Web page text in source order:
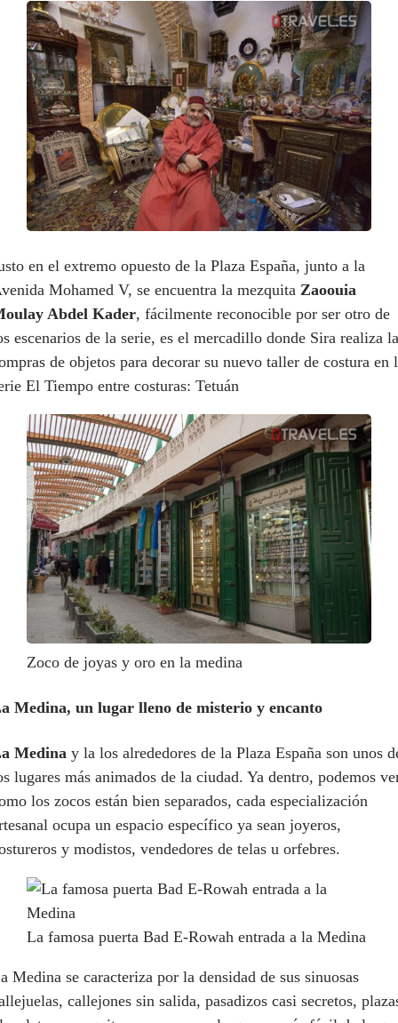
en el extremo opuesto de la Plaza España, junto a la
Mohamed V, se encuentra la mezquita Zaoouia
Abdel Kader, fácilmente reconocible por ser otro de
escenarios de la serie, es el mercadillo donde Sira realiza
de objetos para decorar su nuevo taller de costura en
El Tiempo entre costuras: Tetuán
Zoco de joyas y oro en la medina
Medina, un lugar lleno de misterio y encanto
Medina y la los alrededores de la Plaza España son unos
lugares más animados de la ciudad. Ya dentro, podemos
los zocos están bien separados, cada especialización
ocupa un espacio específico ya sean joyeros,
y modistos, vendedores de telas u orfebres.
La famosa puerta Bad E-Rowah entrada a la Medina
Medina se caracteriza por la densidad de sus sinuosas
callejones sin salida, pasadizos casi secretos,